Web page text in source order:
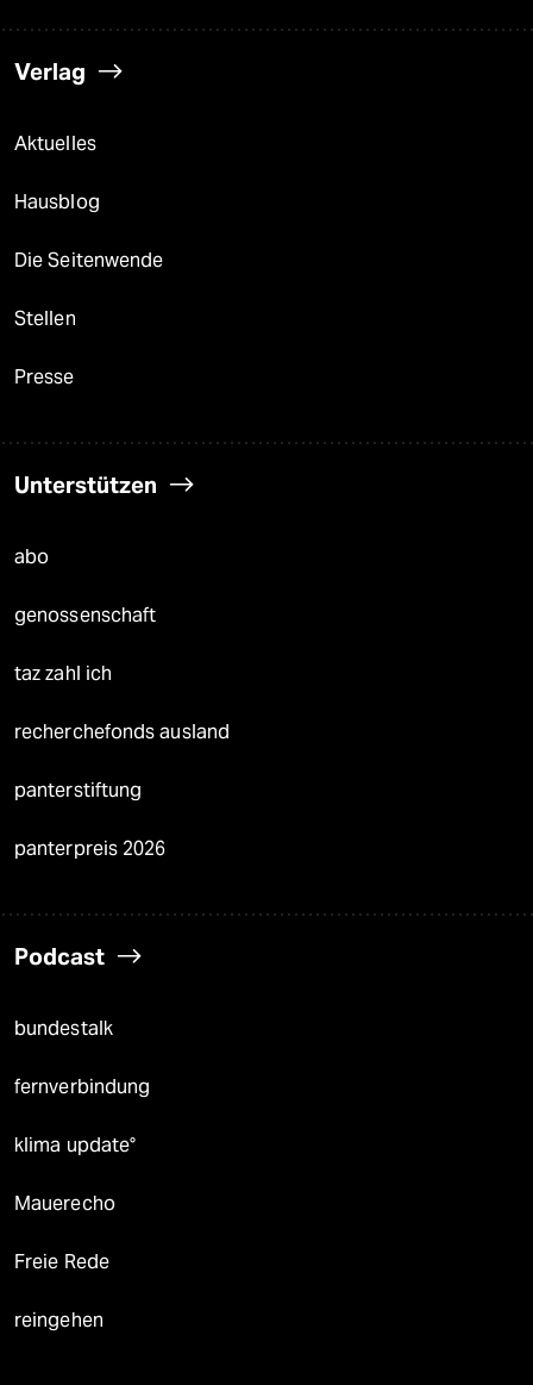
Verlag
Aktuelles
Hausblog
Die Seitenwende
Stellen
Presse
Unterstützen
abo
genossenschaft
taz zahl ich
recherchefonds ausland
panterstiftung
panterpreis 2026
Podcast
bundestalk
fernverbindung
klima update°
Mauerecho
Freie Rede
reingehen